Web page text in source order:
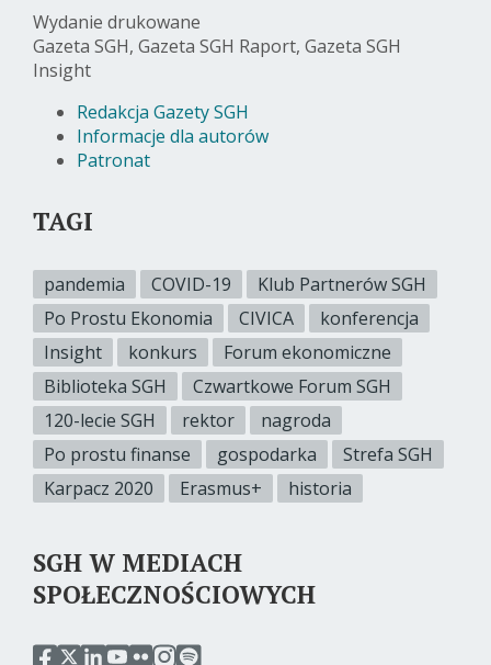
Wydanie drukowane
Gazeta SGH, Gazeta SGH Raport, Gazeta SGH
Insight
Redakcja Gazety SGH
Informacje dla autorów
Patronat
TAGI
pandemia COVID-19
Klub Partnerów SGH
Po Prostu Ekonomia
CIVICA
konferencja
Insight
konkurs
Forum ekonomiczne
Biblioteka SGH
Czwartkowe Forum SGH
120-lecie SGH
rektor
nagroda
Po prostu finanse
gospodarka
Strefa SGH
Karpacz 2020
Erasmus+ historia
SGH W MEDIACH
SPOŁECZNOŚCIOWYCH
przejdź
przejdź
przejdź
przejdź
przejdź
przejdźprzejdź